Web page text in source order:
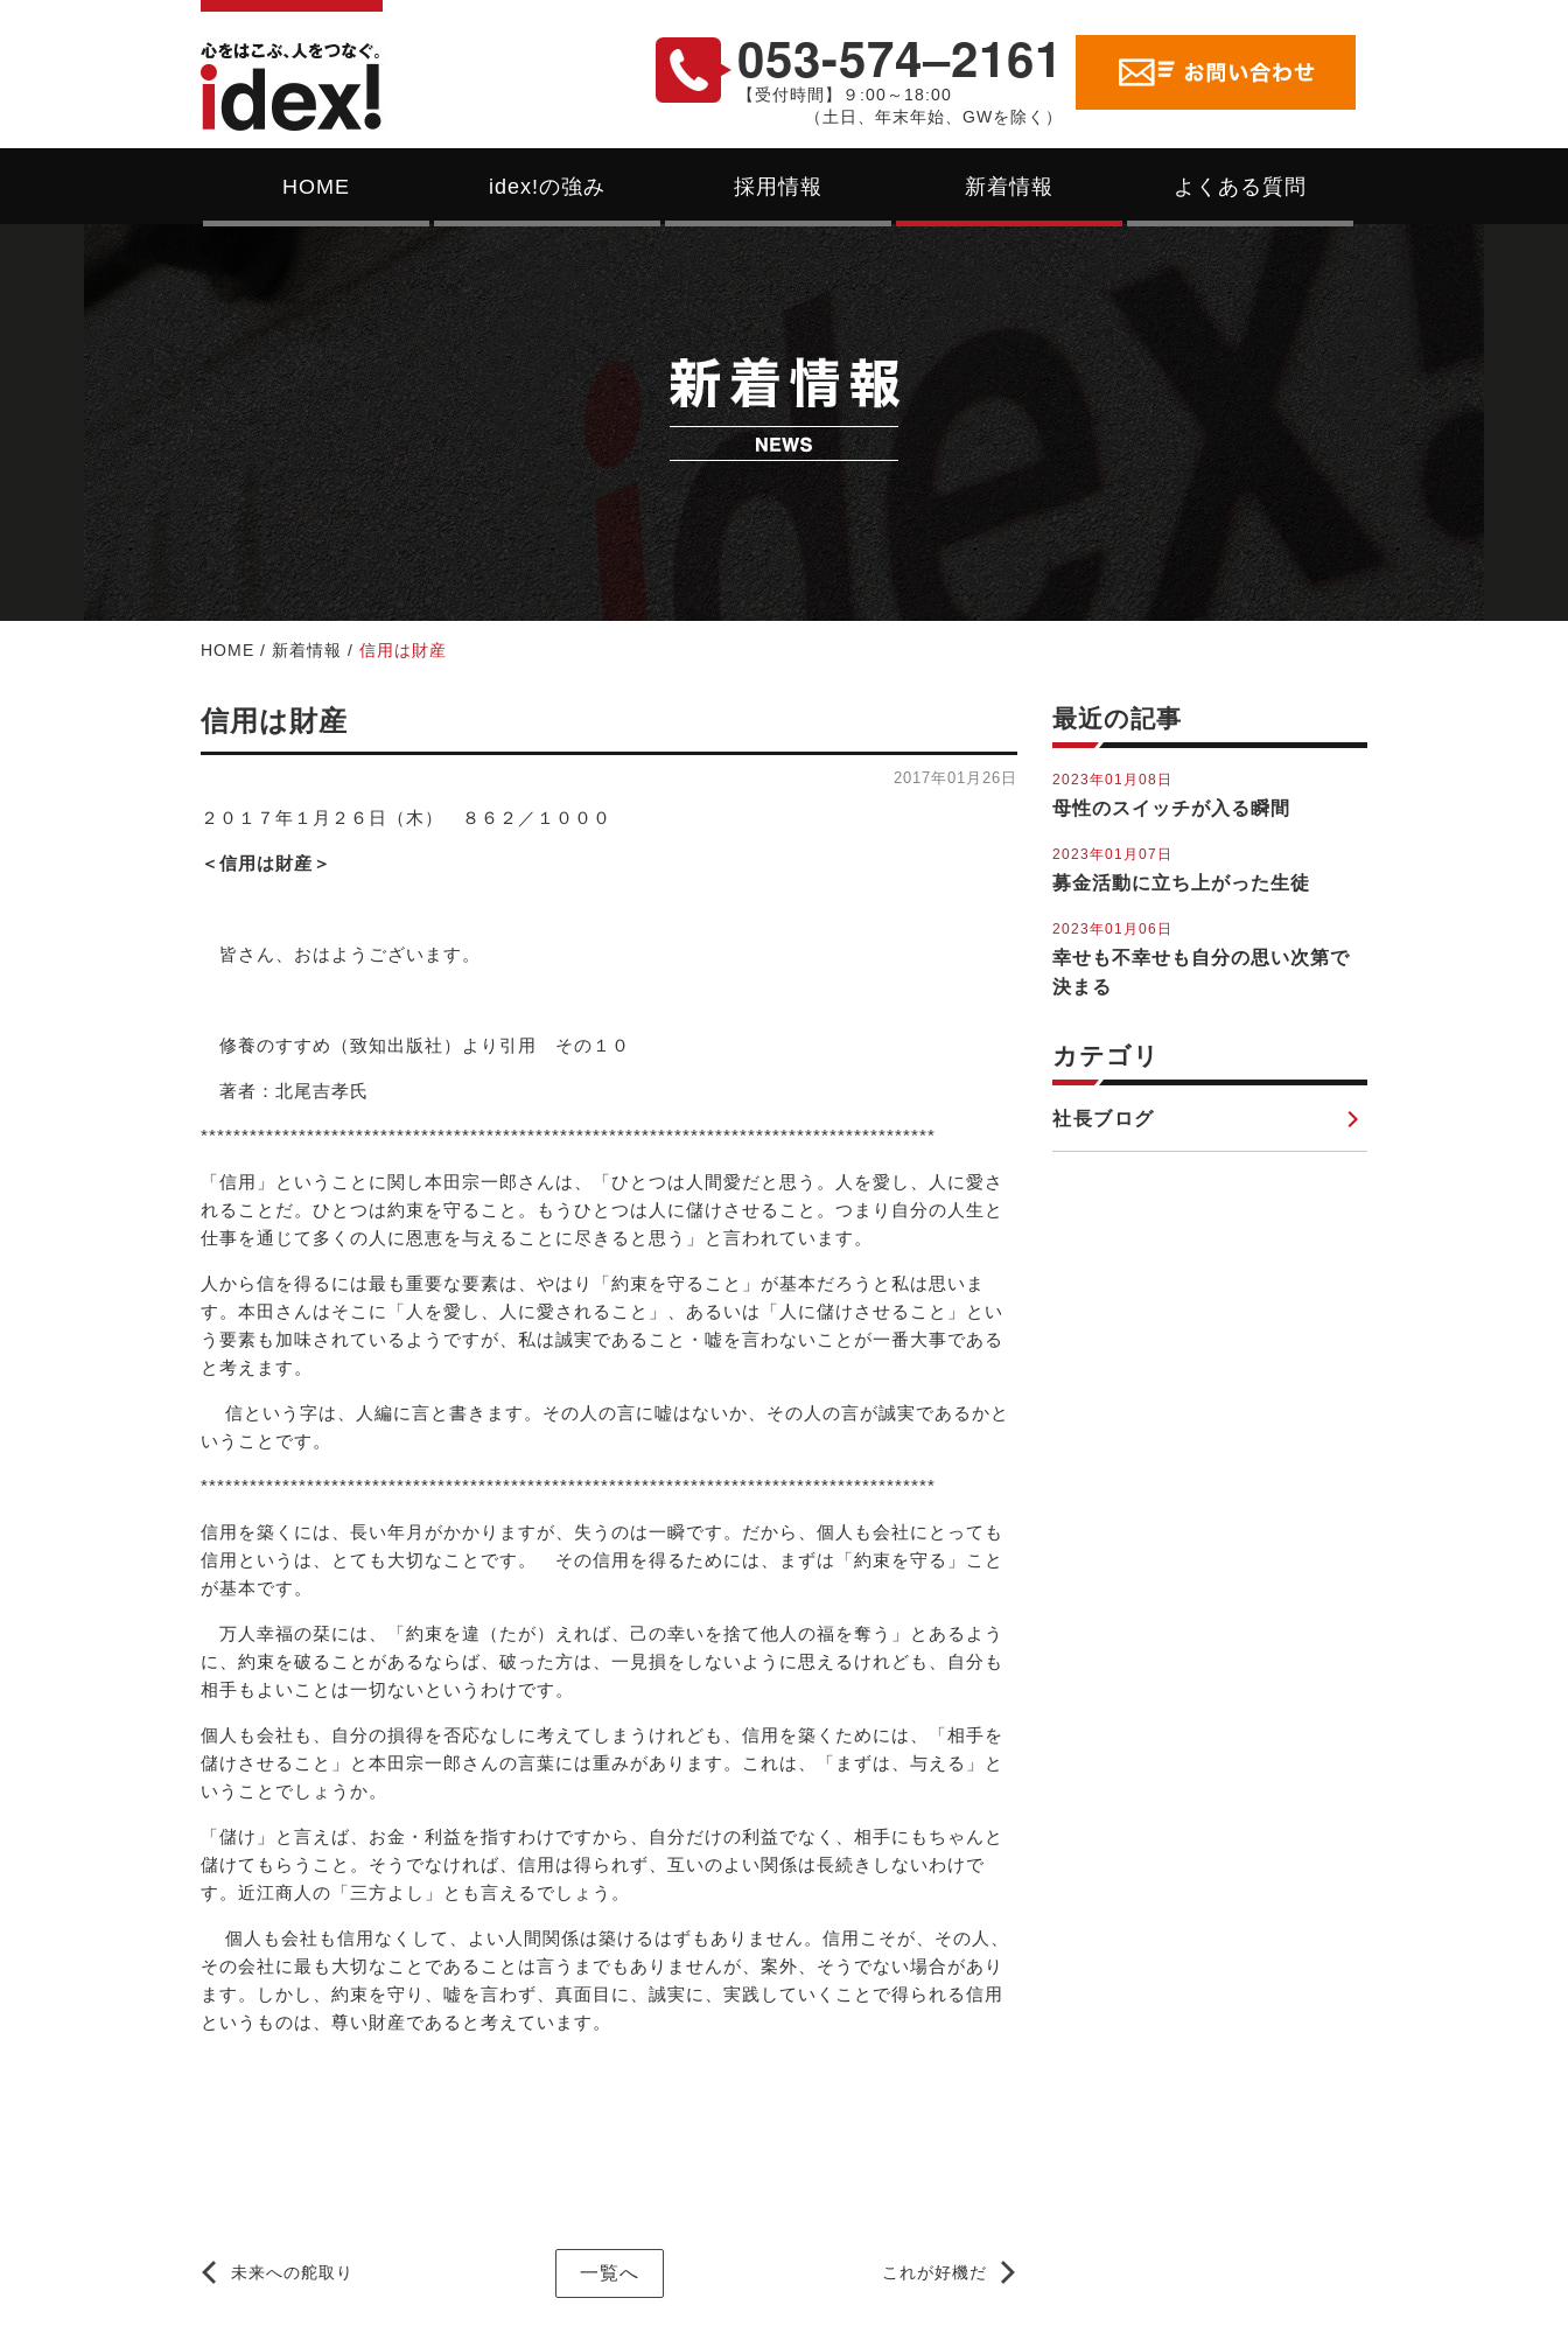
053-574‒2161
【受付時間】９:00～18:00
（土日、年末年始、GWを除く）
HOME idex!の強み 採用情報 新着情報 よくある質問
HOME / 新着情報 / 信用は財産
信用は財産
2017年01月26日
２０１７年１月２６日（木） ８６２／１０００
＜信用は財産＞
皆さん、おはようございます。
修養のすすめ（致知出版社）より引用 その１０
著者：北尾吉孝氏
******************************************************************************************
「信用」ということに関し本田宗一郎さんは、「ひとつは人間愛だと思う。人を愛し、人に愛さ
れることだ。ひとつは約束を守ること。もうひとつは人に儲けさせること。つまり自分の人生と
仕事を通じて多くの人に恩恵を与えることに尽きると思う」と言われています。
人から信を得るには最も重要な要素は、やはり「約束を守ること」が基本だろうと私は思いま
す。本田さんはそこに「人を愛し、人に愛されること」、あるいは「人に儲けさせること」とい
う要素も加味されているようですが、私は誠実であること・嘘を言わないことが一番大事である
と考えます。
信という字は、人編に言と書きます。その人の言に嘘はないか、その人の言が誠実であるかと
いうことです。
******************************************************************************************
信用を築くには、長い年月がかかりますが、失うのは一瞬です。だから、個人も会社にとっても
信用というは、とても大切なことです。 その信用を得るためには、まずは「約束を守る」こと
が基本です。
万人幸福の栞には、「約束を違（たが）えれば、己の幸いを捨て他人の福を奪う」とあるよう
に、約束を破ることがあるならば、破った方は、一見損をしないように思えるけれども、自分も
相手もよいことは一切ないというわけです。
個人も会社も、自分の損得を否応なしに考えてしまうけれども、信用を築くためには、「相手を
儲けさせること」と本田宗一郎さんの言葉には重みがあります。これは、「まずは、与える」と
いうことでしょうか。
「儲け」と言えば、お金・利益を指すわけですから、自分だけの利益でなく、相手にもちゃんと
儲けてもらうこと。そうでなければ、信用は得られず、互いのよい関係は長続きしないわけで
す。近江商人の「三方よし」とも言えるでしょう。
個人も会社も信用なくして、よい人間関係は築けるはずもありません。信用こそが、その人、
その会社に最も大切なことであることは言うまでもありませんが、案外、そうでない場合があり
ます。しかし、約束を守り、嘘を言わず、真面目に、誠実に、実践していくことで得られる信用
というものは、尊い財産であると考えています。
未来への舵取り これが好機だ
一覧へ
最近の記事
2023年01月08日
母性のスイッチが入る瞬間
2023年01月07日
募金活動に立ち上がった生徒
2023年01月06日
幸せも不幸せも自分の思い次第で
決まる
カテゴリ
社長ブログ